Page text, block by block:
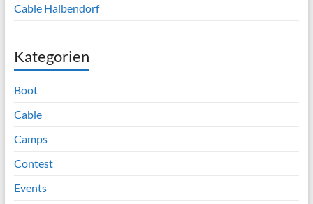
Cable Halbendorf
Kategorien
Boot
Cable
Camps
Contest
Events